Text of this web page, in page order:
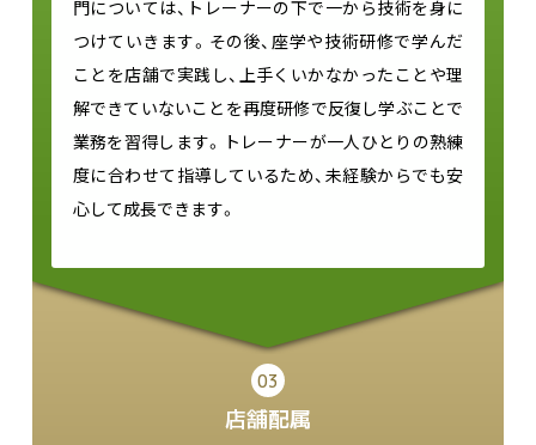
門については、トレーナーの下で一から技術を身に
つけていきます。その後、座学や技術研修で学んだ
ことを店舗で実践し、上手くいかなかったことや理
解できていないことを再度研修で反復し学ぶことで
業務を習得します。トレーナーが一人ひとりの熟練
度に合わせて指導しているため、未経験からでも安
心して成長できます。
03
店舗配属